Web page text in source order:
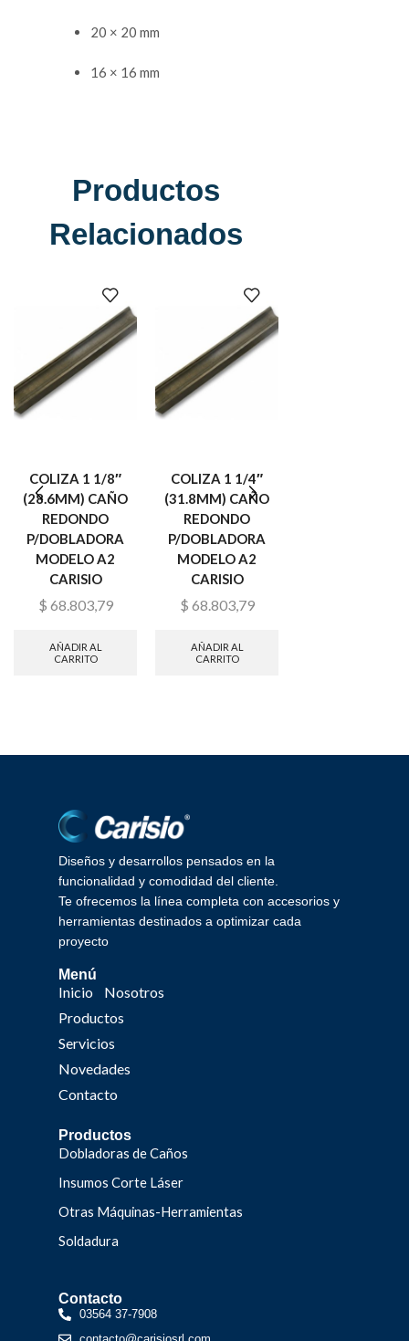
20 × 20 mm
16 × 16 mm
Productos
Relacionados
COLIZA 1 1/8″
(28.6MM) CAÑO
REDONDO
P/DOBLADORA
MODELO A2
CARISIO
$ 68.803,79
AÑADIR AL
CARRITO
COLIZA 1 1/4″
(31.8MM) CAÑO
REDONDO
P/DOBLADORA
MODELO A2
CARISIO
$ 68.803,79
AÑADIR AL
CARRITO
Diseños y desarrollos pensados en la
funcionalidad y comodidad del cliente.
Te ofrecemos la línea completa con accesorios y
herramientas destinados a optimizar cada
proyecto
Menú
Inicio
Nosotros
Productos
Servicios
Novedades
Contacto
Productos
Dobladoras de Caños
Insumos Corte Láser
Otras Máquinas-Herramientas
Soldadura
Contacto
03564 37-7908